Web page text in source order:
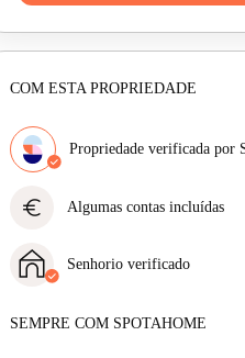
COM ESTA PROPRIEDADE
Propriedade verificada por
obténs exatamente o que vês no
euro Algumas contas incluídas
Verifica a descrição do anúncio
despesas estão incluídas na tua
Senhorio verificado
Mais sobre este senhorio
SEMPRE COM SPOTAHOME